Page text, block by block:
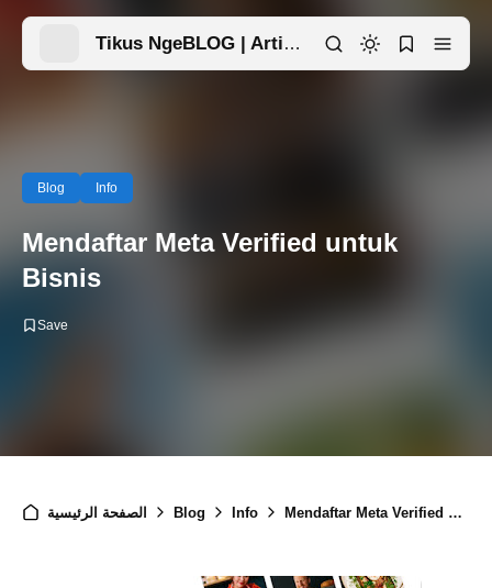
Tikus NgeBLOG | Artikel Menarik Ada Disini
Blog Info
Mendaftar Meta Verified untuk
Bisnis
الصفحة الرئيسية Blog Info Mendaftar Meta Verified untuk Bisnis